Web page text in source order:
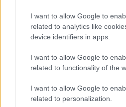
I want to allow Google to
related to analytics like
device identifiers in apps.
I want to allow Google to
related to functionality of the
I want to allow Google to
related to personalization.
φουρτούνες της ιστορίας.
έτος 1918 έπληξε την
γρίπη, η οποία σταμάτησε
παρέμβαση της Παναγίας
που μεταφέρθηκε στην
αγρυπνίες, παρακλήσεις και